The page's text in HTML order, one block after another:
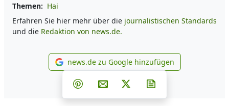
Themen: Hai
Erfahren Sie hier mehr über die journalistischen Standards
und die Redaktion von news.de.
news.de zu Google
news.de zu Google hinzufügen
Teilen auf Facebook
Teilen auf Whatsapp
Teilen auf Telegram
Teilen auf Pinterest
Per E-Mail teilen
Post auf X